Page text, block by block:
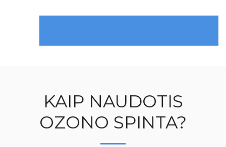
KAIP NAUDOTIS
OZONO SPINTA?